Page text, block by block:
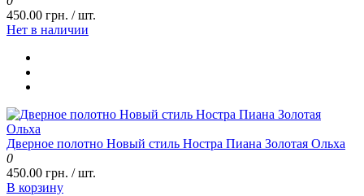
450.00 грн. / шт.
Нет в наличии
Дверное полотно Новый стиль Ностра Пиана Золотая Ольха
0
450.00 грн. / шт.
В корзину